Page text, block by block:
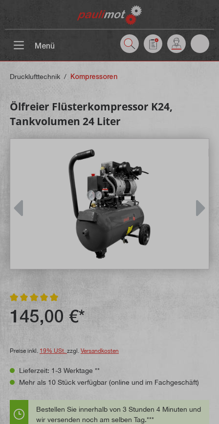
Menü
Drucklufttechnik / Kompressoren
Ölfreier Flüsterkompressor K24,
Tankvolumen 24 Liter
Durchschnittliche Bewertung von 5 von 5 Sternen
145,00 €*
Preise inkl. 19% USt. zzgl. Versandkosten
Lieferzeit: 1-3 Werktage **
Mehr als 10 Stück verfügbar (online und im Fachgeschäft)
Bestellen Sie innerhalb von 3 Stunden 4 Minuten und
wir versenden noch am selben Tag.***